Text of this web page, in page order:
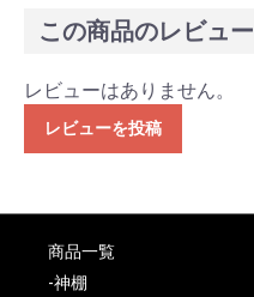
この商品のレビュー
レビューはありません。
レビューを投稿
商品一覧
-神棚